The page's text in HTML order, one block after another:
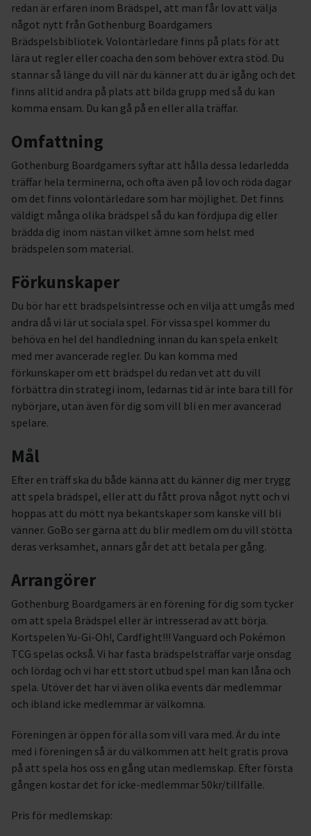
redan är erfaren inom Brädspel, att man får lov att välja
något nytt från Gothenburg Boardgamers
Brädspelsbibliotek. Volontärledare finns på plats för att
lära ut regler eller coacha den som behöver extra stöd. Du
stannar så länge du vill när du känner att du är igång och det
finns alltid andra på plats att bilda grupp med så du kan
komma ensam. Du kan gå på en eller alla träffar.
Omfattning
Gothenburg Boardgamers syftar att hålla dessa ledarledda
träffar hela terminerna, och ofta även på lov och röda dagar
om det finns volontärledare som har möjlighet. Det finns
väldigt många olika brädspel så du kan fördjupa dig eller
brädda dig inom nästan vilket ämne som helst med
brädspelen som material.
Förkunskaper
Du bör har ett brädspelsintresse och en vilja att umgås med
andra då vi lär ut sociala spel. För vissa spel kommer du
behöva en hel del handledning innan du kan spela enkelt
med mer avancerade regler. Du kan komma med
förkunskaper om ett brädspel du redan vet att du vill
förbättra din strategi inom, ledarnas tid är inte bara till för
nybörjare, utan även för dig som vill bli en mer avancerad
spelare.
Mål
Efter en träff ska du både känna att du känner dig mer trygg
att spela brädspel, eller att du fått prova något nytt och vi
hoppas att du mött nya bekantskaper som kanske vill bli
vänner. GoBo ser gärna att du blir medlem om du vill stötta
deras verksamhet, annars går det att betala per gång.
Arrangörer
Gothenburg Boardgamers är en förening för dig som tycker
om att spela Brädspel eller är intresserad av att börja.
Kortspelen Yu-Gi-Oh!, Cardfight!!! Vanguard och Pokémon
TCG spelas också. Vi har fasta brädspelsträffar varje onsdag
och lördag och vi har ett stort utbud spel man kan låna och
spela. Utöver det har vi även olika events där medlemmar
och ibland icke medlemmar är välkomna.
Föreningen är öppen för alla som vill vara med. Är du inte
med i föreningen så är du välkommen att helt gratis prova
på att spela hos oss en gång utan medlemskap. Efter första
gången kostar det för icke-medlemmar 50kr/tillfälle.
Pris för medlemskap: